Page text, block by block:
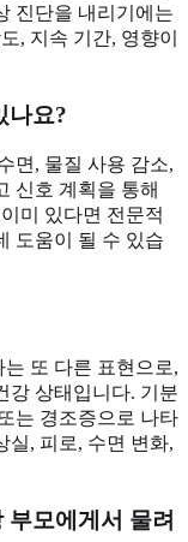
진단을 내리기에는
, 지속 기간, 영향이
나요?
면, 물질 사용 감소,
신호 계획을 통해
미 있다면 전문적
도움이 될 수 있습
또 다른 표현으로,
강 상태입니다. 기분
는 경조증으로 나타
실, 피로, 수면 변화,
모에게서 물려